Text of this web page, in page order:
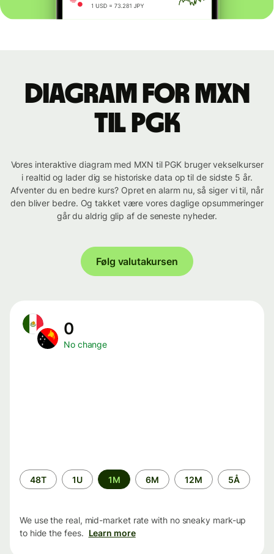
Diagram for MXN
til PGK
Vores interaktive diagram med MXN til PGK bruger vekselkurser
i realtid og lader dig se historiske data op til de sidste 5 år.
Afventer du en bedre kurs? Opret en alarm nu, så siger vi til, når
den bliver bedre. Og takket være vores daglige opsummeringer
går du aldrig glip af de seneste nyheder.
Følg valutakursen
0
No change
Time
period
48T 1U 1M 6M 12M 5Å
We use the real, mid-market rate with no sneaky mark-up
to hide the fees. Learn more